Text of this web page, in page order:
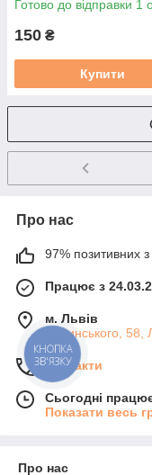
Готово до відправки 1
150 ₴
Купити
Про нас
97% позитивних з
Працює з
м. Львів
Липинського, 58,
Контакти
Сьогодні
Показати весь
Про нас
КНОПКА
ЗВ'ЯЗКУ